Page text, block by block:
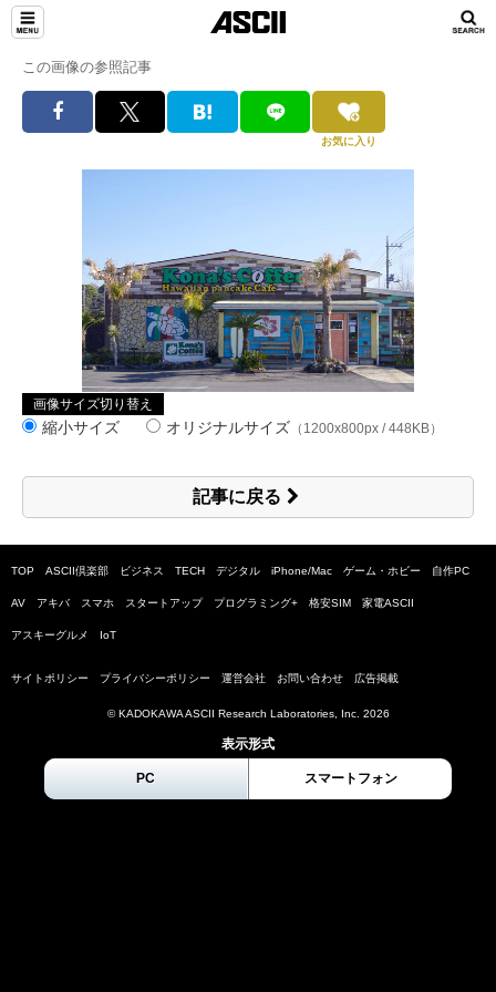
この画像の参照記事
お気に入り
画像サイズ切り替え
縮小サイズ オリジナルサイズ （1200x800px / 448KB）
記事に戻る
TOP ASCII倶楽部 ビジネス TECH デジタル iPhone/Mac ゲーム・ホビー 自作PC
AV アキバ スマホ スタートアップ プログラミング+ 格安SIM 家電ASCII
アスキーグルメ IoT
サイトポリシー プライバシーポリシー 運営会社 お問い合わせ 広告掲載
© KADOKAWA ASCII Research Laboratories, Inc. 2026
表示形式
PC スマートフォン